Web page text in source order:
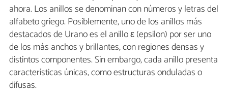
ahora. Los anillos se denominan con números y letras del
alfabeto griego. Posiblemente, uno de los anillos más
destacados de Urano es el anillo ε (epsilon) por ser uno
de los más anchos y brillantes, con regiones densas y
distintos componentes. Sin embargo, cada anillo presenta
características únicas, como estructuras onduladas o
difusas.